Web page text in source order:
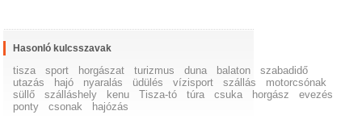
Hasonló kulcsszavak
tisza sport horgászat turizmus duna balaton
szabadidő
utazás
hajó nyaralás üdülés vízisport szállás
motorcsónak
süllő
szálláshely kenu Tisza-tó túra csuka horgász
evezés
ponty
csonak hajózás